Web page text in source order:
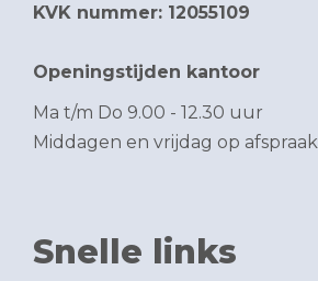
KVK nummer: 12055109
Openingstijden kantoor
Ma t/m Do 9.00 - 12.30 uur
Middagen en vrijdag op afspraak
Snelle links